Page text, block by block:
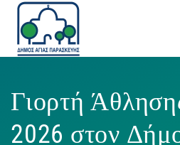
Γιορτή
2026 στον